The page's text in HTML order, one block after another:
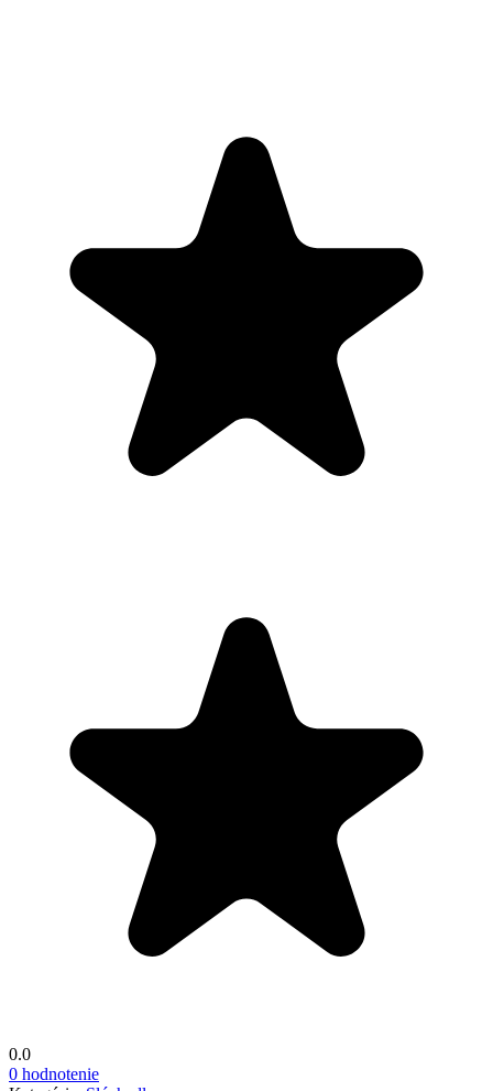
0.0
0 hodnotenie